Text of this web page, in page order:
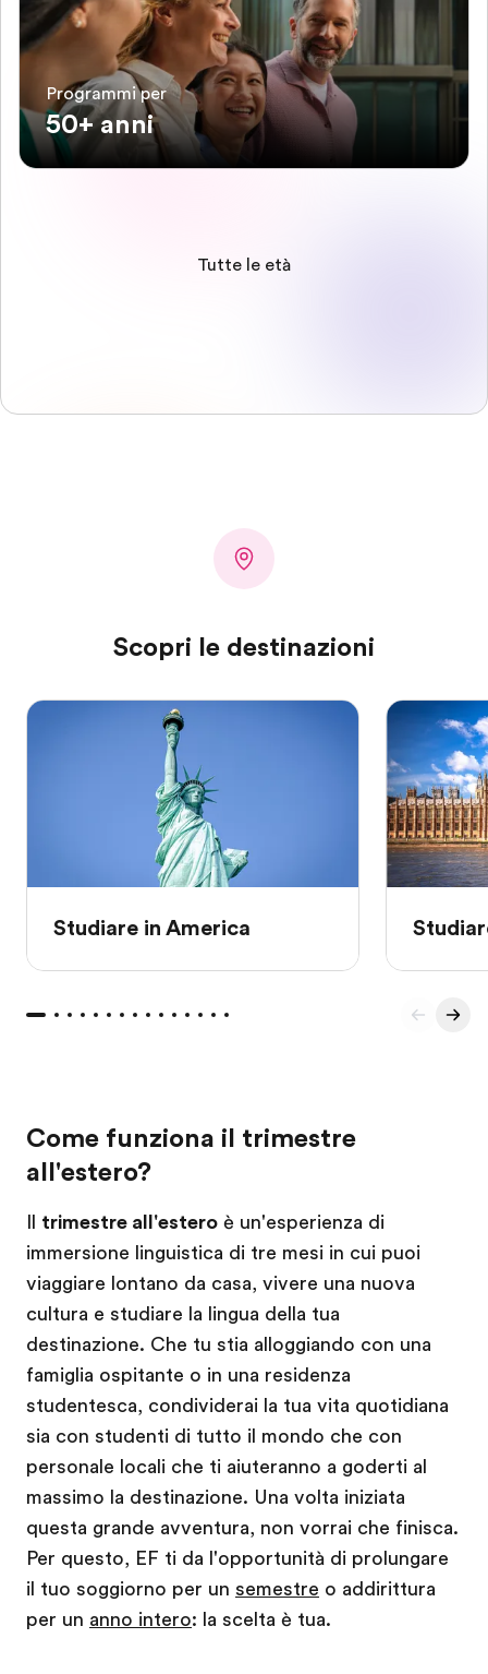
Programmi per
50+ anni
Tutte le età
Scopri le destinazioni
Studiare in America
Come funziona il trimestre
all'estero?
Il trimestre all'estero è un'esperienza di
immersione linguistica di tre mesi in cui puoi
viaggiare lontano da casa, vivere una nuova
cultura e studiare la lingua della tua
destinazione. Che tu stia alloggiando con una
famiglia ospitante o in una residenza
studentesca, condividerai la tua vita quotidiana
sia con studenti di tutto il mondo che con
personale locali che ti aiuteranno a goderti al
massimo la destinazione. Una volta iniziata
questa grande avventura, non vorrai che finisca.
Per questo, EF ti da l'opportunità di prolungare
il tuo soggiorno per un semestre o addirittura
per un anno intero: la scelta è tua.